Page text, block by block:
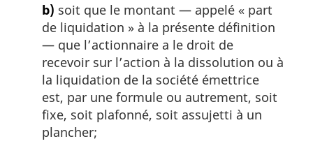
b) soit que le montant — appelé « part
de liquidation » à la présente définition
— que l’actionnaire a le droit de
recevoir sur l’action à la dissolution ou à
la liquidation de la société émettrice
est, par une formule ou autrement, soit
fixe, soit plafonné, soit assujetti à un
plancher;